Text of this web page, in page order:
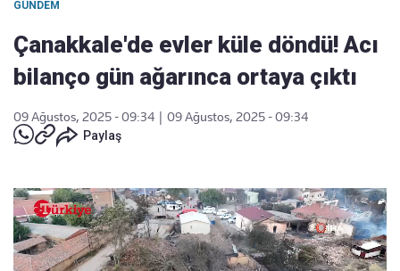
GÜNDEM
Çanakkale'de evler küle döndü! Acı
bilanço gün ağarınca ortaya çıktı
09 Ağustos, 2025 - 09:34
09 Ağustos, 2025 - 09:34
Paylaş